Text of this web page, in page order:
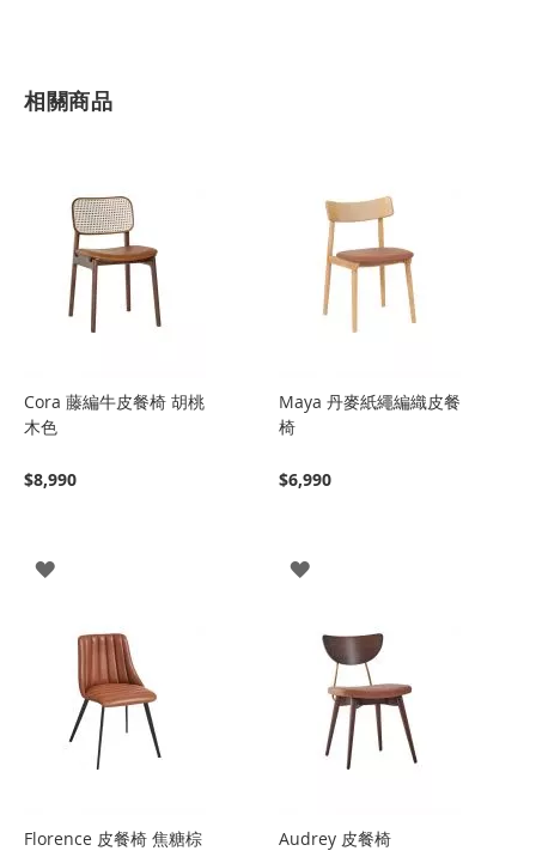
相關商品
Cora 藤編牛皮餐椅 胡桃
木色
$8,990
登
Maya 丹麥紙繩編織皮餐
椅
$6,990
登
Florence 皮餐椅 焦糖棕 Audrey 皮餐椅